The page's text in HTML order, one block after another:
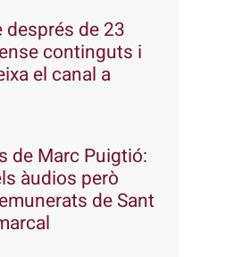
de 23
continguts i
el canal a
de Marc Puigtió:
àudios però
de Sant